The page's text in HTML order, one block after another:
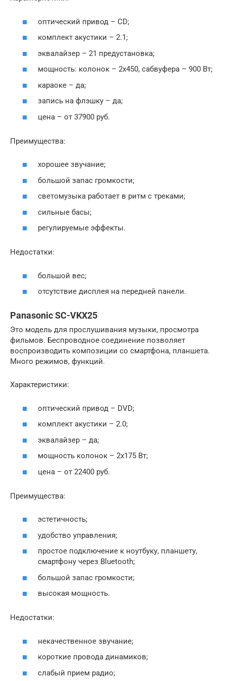
оптический привод – CD;
комплект акустики – 2.1;
эквалайзер – 21 предустановка;
мощность: колонок – 2х450, сабвуфера – 900 Вт;
караоке – да;
запись на флэшку – да;
цена – от 37900 руб.
Преимущества:
хорошее звучание;
большой запас громкости;
светомузыка работает в ритм с треками;
сильные басы;
регулируемые эффекты.
Недостатки:
большой вес;
отсутствие дисплея на передней панели.
Panasonic SC-VKX25
Это модель для прослушивания музыки, просмотра
фильмов. Беспроводное соединение позволяет
воспроизводить композиции со смартфона, планшета.
Много режимов, функций.
Характеристики:
оптический привод – DVD;
комплект акустики – 2.0;
эквалайзер – да;
мощность колонок – 2х175 Вт;
цена – от 22400 руб.
Преимущества:
эстетичность;
удобство управления;
простое подключение к ноутбуку, планшету,
смартфону через Bluetooth;
большой запас громкости;
высокая мощность.
Недостатки:
некачественное звучание;
короткие провода динамиков;
слабый прием радио;